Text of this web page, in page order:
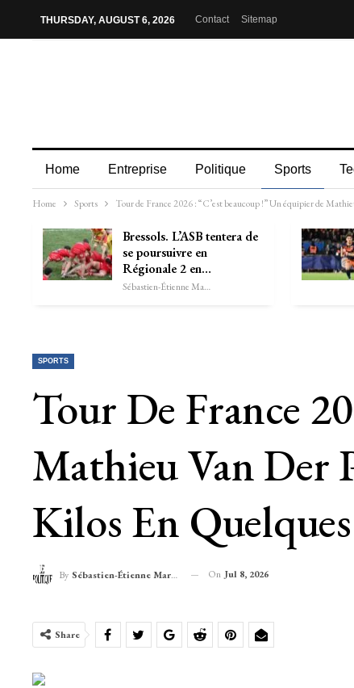
THURSDAY, AUGUST 6, 2026 Contact Sitemap
Home Entreprise Politique Sports
Home Sports Tour de France 2026 : “C’est beaucoup !” Un équipier de
Bressols. L’ASB tentera de
se poursuivre en
Régionale 2 en…
Sébastien-Étienne Marechal
SPORTS
Tour De France
Mathieu Van Der
Kilos En
By Sébastien-Étienne Marechal On Jul 8, 2026
Share